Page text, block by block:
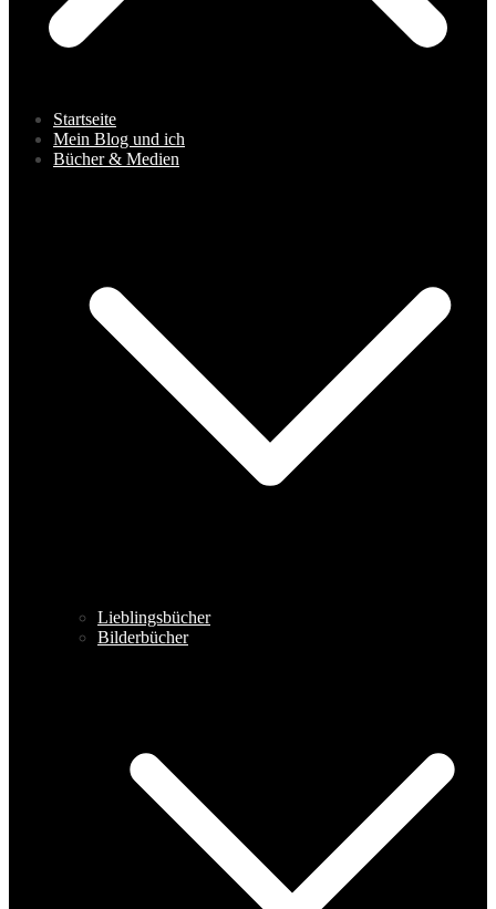
Startseite
Mein Blog und ich
Bücher & Medien
Lieblingsbücher
Bilderbücher